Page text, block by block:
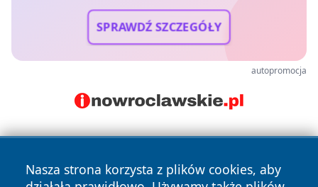
SPRAWDŹ SZCZEGÓŁY
autopromocja
Nasza strona korzysta z plików cookies, aby